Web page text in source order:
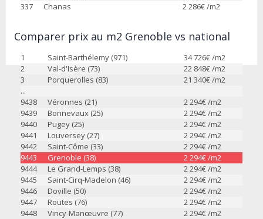
337
Chanas 2 286€ /m2
Comparer prix au m2 Grenoble vs national
1 Saint-Barthélemy (971) 34 726€ /m2
2
Val-d'Isère (73) 22 848€ /m2
3
Porquerolles (83) 21 340€ /m2
...
9438
Véronnes (21) 2 294€ /m2
9439
Bonnevaux (25) 2 294€ /m2
9440
Pugey (25) 2 294€ /m2
9441
Louversey (27) 2 294€ /m2
9442
Saint-Côme (33) 2 294€ /m2
9443
Grenoble (38) 2 294€ /m2
9444
Le Grand-Lemps (38) 2 294€ /m2
9445
Saint-Cirq-Madelon (46) 2 294€ /m2
9446
Doville (50) 2 294€ /m2
9447
Routes (76) 2 294€ /m2
9448
Vincy-Manœuvre (77) 2 294€ /m2